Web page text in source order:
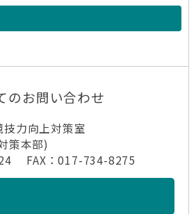
のお問い合わせ
力向上対策室
策本部)
FAX：017-734-8275